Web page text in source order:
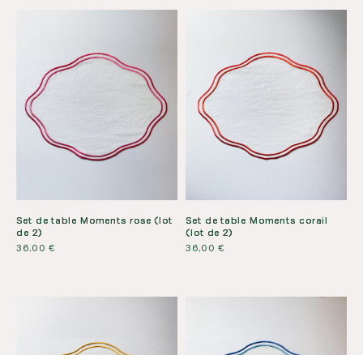
Set de table Moments rose (lot
de 2)
36,00€
Set de table Moments corail
(lot de 2)
36,00€